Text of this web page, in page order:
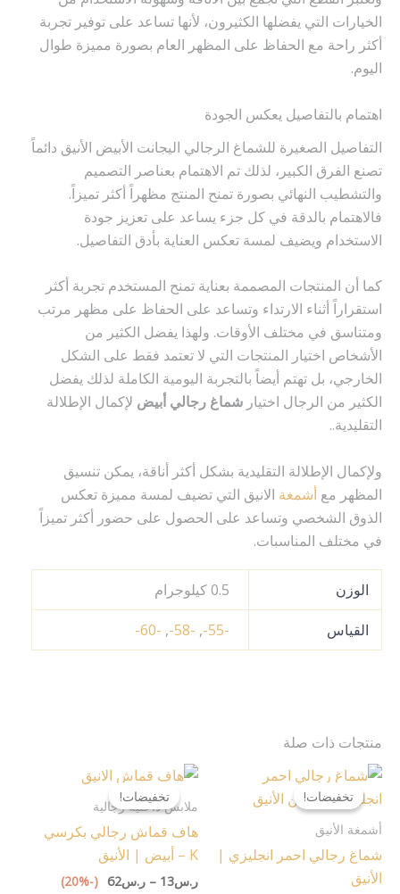
الخيارات التي يفضلها الكثيرون، لأنها تساعد على توفير تجربة
أكثر راحة مع الحفاظ على المظهر العام بصورة مميزة طوال
اليوم.
اهتمام بالتفاصيل يعكس الجودة
التفاصيل الصغيرة للشماغ الرجالي اليجانت الأبيض الأنيق دائماً
تصنع الفرق الكبير، لذلك تم الاهتمام بعناصر التصميم
والتشطيب النهائي بصورة تمنح المنتج مظهراً أكثر تميزاً.
فالاهتمام بالدقة في كل جزء يساعد على تعزيز جودة
الاستخدام ويضيف لمسة تعكس العناية بأدق التفاصيل.
كما أن المنتجات المصممة بعناية تمنح المستخدم تجربة أكثر
استقراراً أثناء الارتداء وتساعد على الحفاظ على مظهر مرتب
ومتناسق في مختلف الأوقات. ولهذا يفضل الكثير من
الأشخاص اختيار المنتجات التي لا تعتمد فقط على الشكل
الخارجي، بل تهتم أيضاً بالتجربة اليومية الكاملة لذلك يفضل
الكثير من الرجال اختيار شماغ رجالي أبيض لإكمال الإطلالة
التقليدية..
ولإكمال الإطلالة التقليدية بشكل أكثر أناقة، يمكن تنسيق
المظهر مع أشمغة الانيق التي تضيف لمسة مميزة تعكس
الذوق الشخصي وتساعد على الحصول على حضور أكثر تميزاً
في مختلف المناسبات.
الوزن 0.5 كيلوجرام
القياس -55-
,
-58-
,
-60-
منتجات ذات صلة
تخفيضات!
تخفيضات!
أشمغة الأنيق
شماغ رجالي احمر انجليزي |
الأنيق
السعر
الأصلي
هو:
ر.س268.
السعر
الحالي
هو:
الأشكال
المختلفة
تخفيضات!
تخفيضات!
ملابس داخلية رجالية
هاف قماش رجالي بكرسي
K – أبيض | الأنيق
ر.س13
–ر.س62
نطاق
السعر:
من
خلال
(-20%)
الأشكال